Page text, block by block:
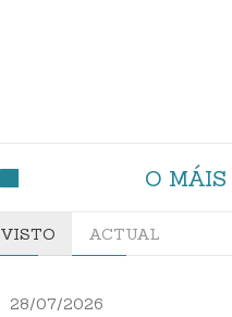
O MÁIS
VISTO ACTUAL
28/07/2026